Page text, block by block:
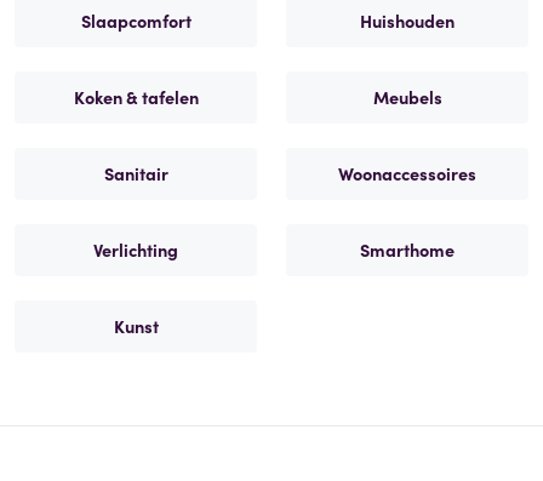
Slaapcomfort Huishouden
Koken & tafelen Meubels
Sanitair Woonaccessoires
Verlichting Smarthome
Kunst